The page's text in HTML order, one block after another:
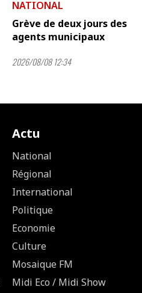
NATIONAL
Grève de deux jours des
agents municipaux
2026/08/08 12:34
Actu
National
Régional
International
Politique
Economie
Culture
Mosaique FM
Midi Eco / Midi Show